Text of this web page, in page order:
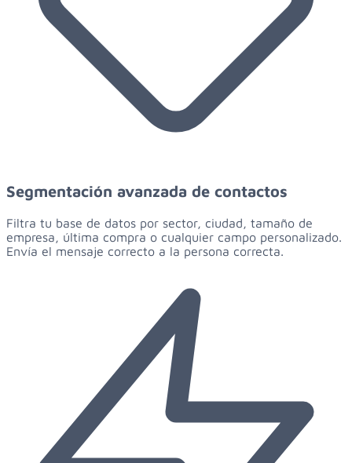
Segmentación avanzada de contactos
Filtra tu base de datos por sector, ciudad, tamaño de
empresa, última compra o cualquier campo personalizado.
Envía el mensaje correcto a la persona correcta.